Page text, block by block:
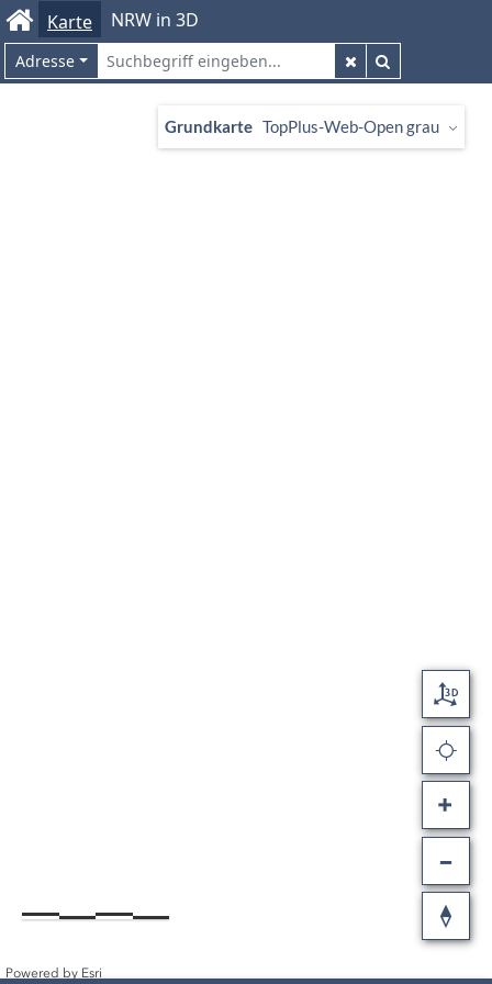
Karte NRW in 3D
Adresse